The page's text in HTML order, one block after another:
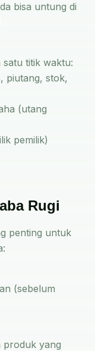
bisa untung di
titik waktu:
piutang, stok,
(utang
pemilik)
Rugi
penting untuk
(sebelum
produk yang